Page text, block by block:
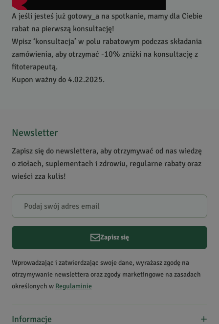
A jeśli jesteś już gotowy_a na spotkanie, mamy dla Ciebie
rabat na pierwszą konsultację!
Wpisz ‘konsultacja’ w polu rabatowym podczas składania
zamówienia, aby otrzymać -10% zniżki na konsultację z
fitoterapeutą.
Kupon ważny do 4.02.2025.
Newsletter
Zapisz się do newslettera, aby otrzymywać od nas wiedzę
o ziołach, suplementach i zdrowiu, regularne rabaty oraz
wieści zza kulis!
Zapisz się
Wprowadzając i zatwierdzając swoje dane, wyrażasz zgodę na
otrzymywanie newslettera oraz zgody marketingowe na zasadach
określonych w Regulaminie
Informacje